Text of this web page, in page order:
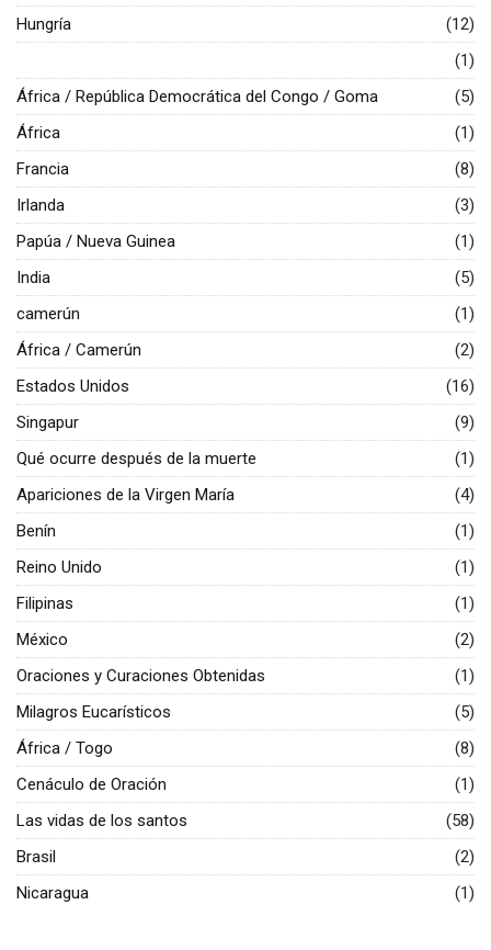
Hungría
(12)
(1)
África / República Democrática del Congo / Goma
(5)
África
(1)
Francia
(8)
Irlanda
(3)
Papúa / Nueva Guinea
(1)
India
(5)
camerún
(1)
África / Camerún
(2)
Estados Unidos
(16)
Singapur
(9)
Qué ocurre después de la muerte
(1)
Apariciones de la Virgen María
(4)
Benín
(1)
Reino Unido
(1)
Filipinas
(1)
México
(2)
Oraciones y Curaciones Obtenidas
(1)
Milagros Eucarísticos
(5)
África / Togo
(8)
Cenáculo de Oración
(1)
Las vidas de los santos
(58)
Brasil
(2)
Nicaragua
(1)